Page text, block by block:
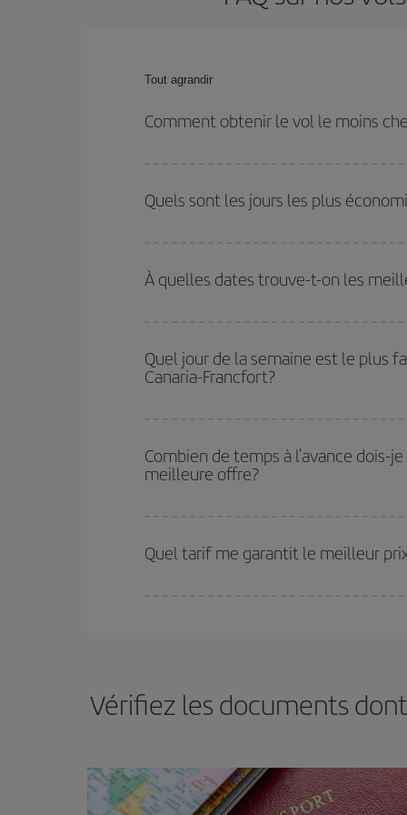
Tout agrandir
Comment obtenir le vol le moins
restant flexible sur les dates et les horaires de
Quels sont les jours les plus
vous partez, où vous voulez aller et à quelles
mais également pour les jours proches
À quelles dates trouve-t-on les
et des vacances scolaires sont en haute saison.
pourrez bénéficier des meilleurs prix.
Quel jour de la semaine est le plus
Canaria-Francfort?
vous réservez vos billets, plus vous bénéficiez
choisir le prix le plus économique.
Combien de temps à l'avance dois-
meilleure offre?
plus économiques (touristiques). Par
Quel tarif me garantit le meilleur
Vérifiez les documents